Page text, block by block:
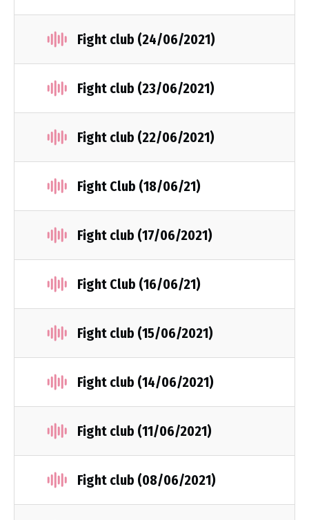
Fight club (24/06/2021)
Fight club (23/06/2021)
Fight club (22/06/2021)
Fight Club (18/06/21)
Fight club (17/06/2021)
Fight Club (16/06/21)
Fight club (15/06/2021)
Fight club (14/06/2021)
Fight club (11/06/2021)
Fight club (08/06/2021)